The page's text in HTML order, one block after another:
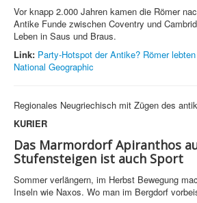
Vor knapp 2.000 Jahren kamen die Römer
Antike Funde zwischen Coventry und
Leben in Saus und Braus.
Link: Party-Hotspot der Antike? Römer
National Geographic
Regionales Neugriechisch mit Zügen des
KURIER
Das Marmordorf Apiranthos
Stufensteigen ist auch Sport
Sommer verlängern, im Herbst Bewegung
Inseln wie Naxos. Wo man im Bergdorf